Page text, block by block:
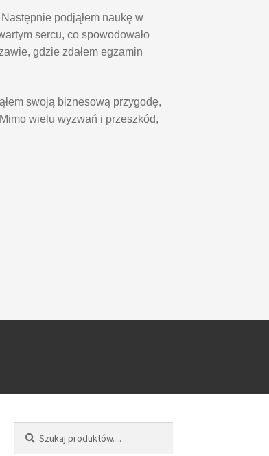
podjąłem naukę w
sercu, co spowodowało
gdzie zdałem egzamin
swoją biznesową przygodę,
wielu wyzwań i przeszkód,